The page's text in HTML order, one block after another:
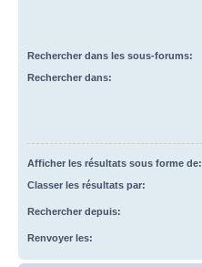
Rechercher dans les sous-forums:
Rechercher dans:
Afficher les résultats sous forme de:
Classer les résultats par:
Rechercher depuis:
Renvoyer les: